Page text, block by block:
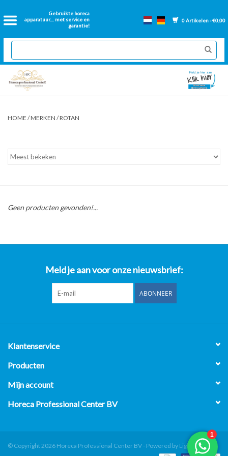
Gebruikte horeca
apparatuur.... met service en
garantie!
0 Artikelen - €0,00
Home
2dehands Horeca
Nieuwe apparatuur
Onderdelen bakwanden
Over ons
HOME /MERKEN /ROTAN
Geen producten gevonden!...
Meld je aan voor onze nieuwsbrief:
ABONNEER
Klantenservice
Producten
Mijn account
Horeca Professional Center BV
© Copyright 2026 Horeca Professional Center BV - Powered by Lightspeed